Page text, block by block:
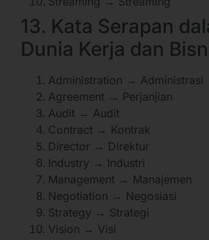
13. Kata Serapan
Dunia Kerja dan
Administration → Administrasi
Agreement → Perjanjian
Audit → Audit
Contract → Kontrak
Director → Direktur
Industry → Industri
Management → Manajemen
Negotiation → Negosiasi
Strategy → Strategi
Vision → Visi